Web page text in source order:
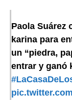
Paola Suárez
karina para
un “piedra,
entrar y ganó